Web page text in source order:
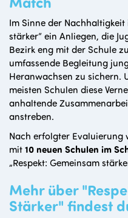
Im Sinne der Nachhaltigkeit
stärker“ ein Anliegen, die
Bezirk eng mit der Schule
umfassende Begleitung
Heranwachsen zu sichern.
meisten Schulen diese
anhaltende
anstreben.
Nach erfolgter Evaluierung
mit10 neuen Schulen im
„Respekt: Gemeinsam
Mehr über
Stärker" findest